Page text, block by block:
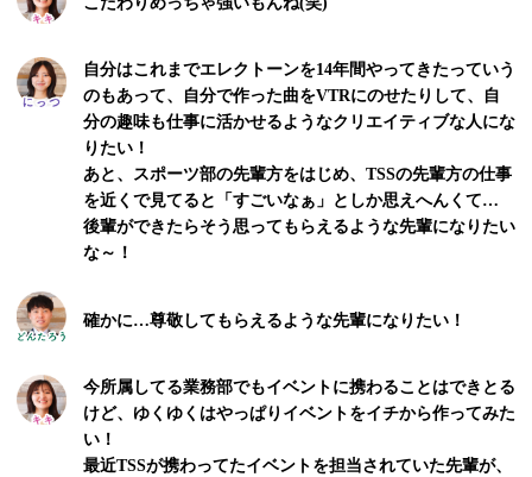
自分はこれまでエレクトーンを14年間やってきたっていう
のもあって、自分で作った曲をVTRにのせたりして、自
分の趣味も仕事に活かせるようなクリエイティブな人にな
りたい！
あと、スポーツ部の先輩方をはじめ、TSSの先輩方の仕事
を近くで見てると「すごいなぁ」としか思えへんくて…
後輩ができたらそう思ってもらえるような先輩になりたい
な～！
確かに…尊敬してもらえるような先輩になりたい！
今所属してる業務部でもイベントに携わることはできとる
けど、ゆくゆくはやっぱりイベントをイチから作ってみた
い！
最近TSSが携わってたイベントを担当されていた先輩が、